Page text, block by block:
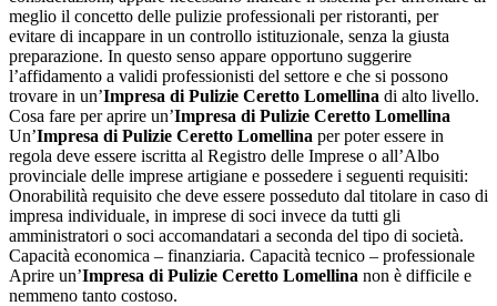
meglio il concetto delle pulizie professionali per ristoranti, per
evitare di incappare in un controllo istituzionale, senza la giusta
preparazione. In questo senso appare opportuno suggerire
l’affidamento a validi professionisti del settore e che si possono
trovare in un’Impresa di Pulizie Ceretto Lomellina di alto livello.
Cosa fare per aprire un’Impresa di Pulizie Ceretto Lomellina
Un’Impresa di Pulizie Ceretto Lomellina per poter essere in
regola deve essere iscritta al Registro delle Imprese o all’Albo
provinciale delle imprese artigiane e possedere i seguenti requisiti:
Onorabilità requisito che deve essere posseduto dal titolare in caso di
impresa individuale, in imprese di soci invece da tutti gli
amministratori o soci accomandatari a seconda del tipo di società.
Capacità economica – finanziaria. Capacità tecnico – professionale
Aprire un’Impresa di Pulizie Ceretto Lomellina non è difficile e
nemmeno tanto costoso.